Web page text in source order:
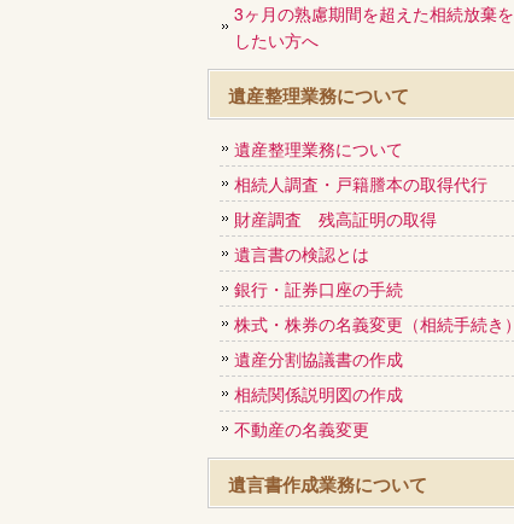
3ヶ月の熟慮期間を超えた相続放棄を
したい方へ
遺産整理業務について
遺産整理業務について
相続人調査・戸籍謄本の取得代行
財産調査 残高証明の取得
遺言書の検認とは
銀行・証券口座の手続
株式・株券の名義変更（相続手続き）
遺産分割協議書の作成
相続関係説明図の作成
不動産の名義変更
遺言書作成業務について